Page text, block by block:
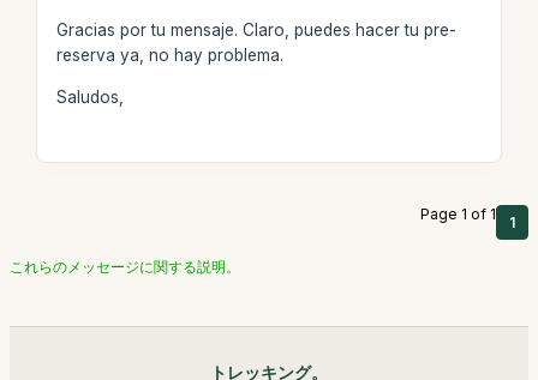
Gracias por tu mensaje. Claro, puedes hacer tu pre-
reserva ya, no hay problema.
Saludos,
Page 1 of 1 1
これらのメッセージに関する説明。
トレッキング。